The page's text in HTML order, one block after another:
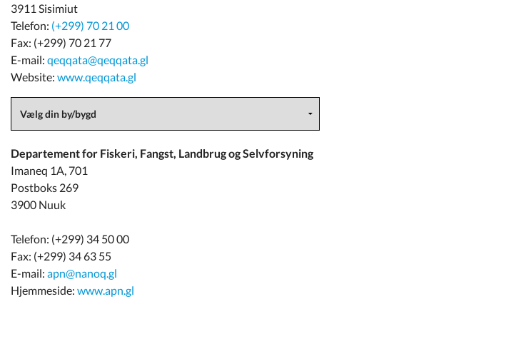
3911 Sisimiut
Telefon: (+299) 70 21 00
Fax: (+299) 70 21 77
E-mail: qeqqata@qeqqata.gl
Website: www.qeqqata.gl
Departement for Fiskeri, Fangst, Landbrug og Selvforsyning
Imaneq 1A, 701
Postboks 269
3900 Nuuk
Telefon: (+299) 34 50 00
Fax: (+299) 34 63 55
E-mail: apn@nanoq.gl
Hjemmeside: www.apn.gl